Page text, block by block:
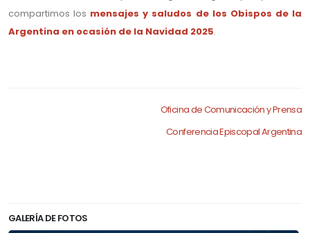
compartimos los mensajes y saludos de los Obispos de la
Argentina en ocasión de la Navidad 2025.
Oficina de Comunicación y Prensa
Conferencia Episcopal Argentina
GALERÍA DE FOTOS